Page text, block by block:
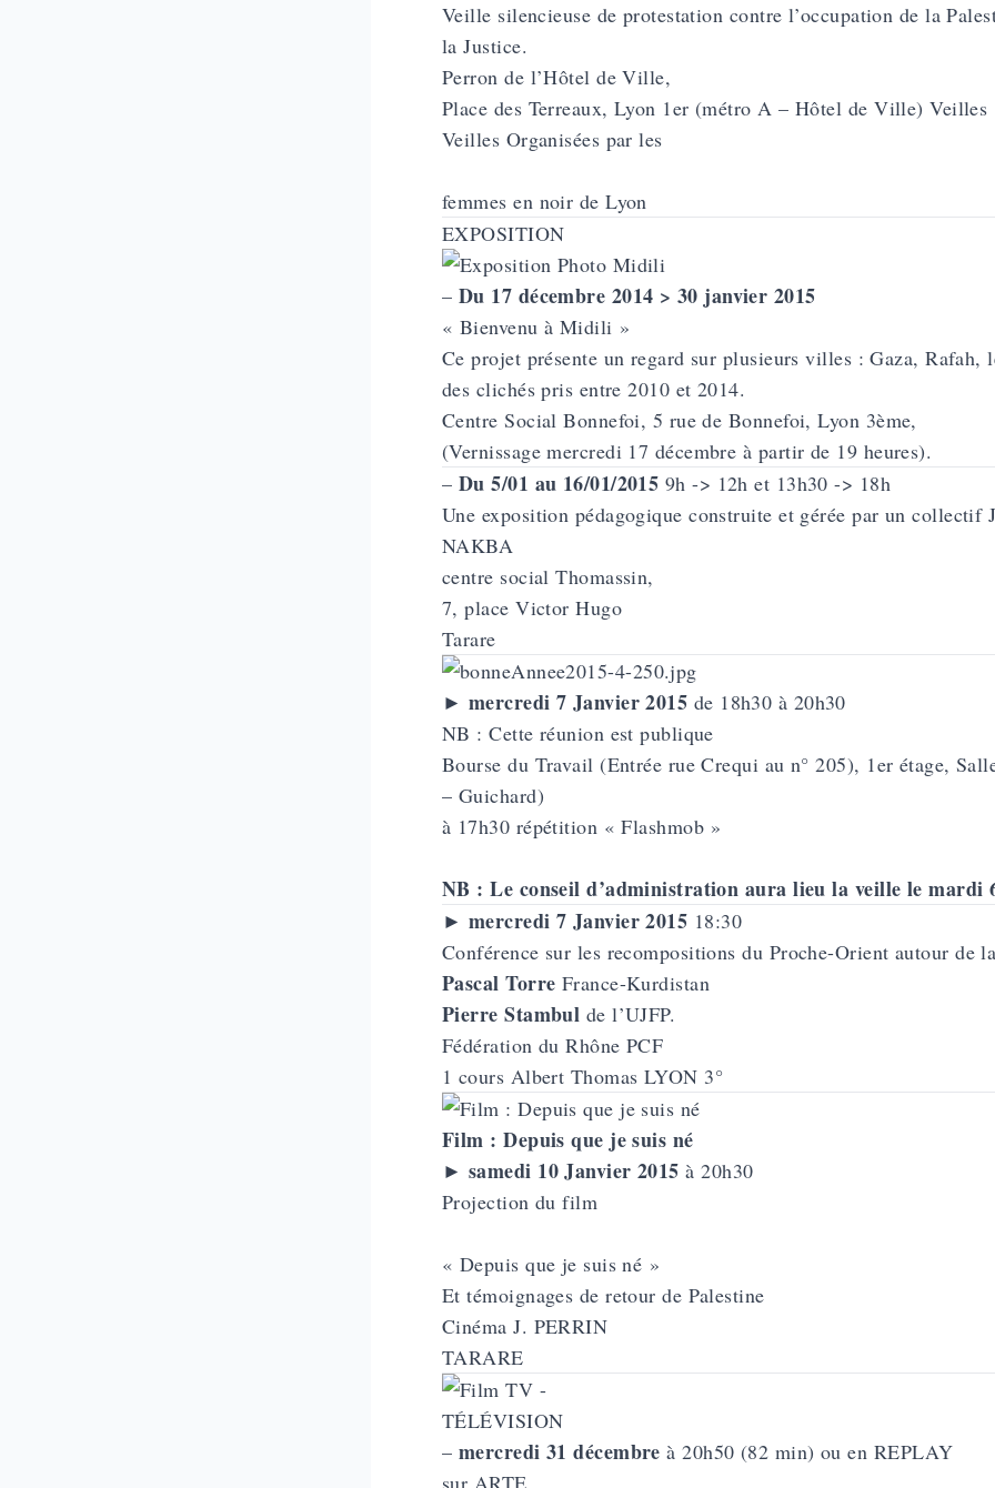
Veille silencieuse de protestation contre l’occupation de la
la Justice.
Perron de l’Hôtel de Ville,
Place des Terreaux, Lyon 1er (métro A – Hôtel de Ville) Veilles
Veilles Organisées par les
femmes en noir de Lyon
EXPOSITION
– Du 17 décembre 2014 > 30 janvier 2015
« Bienvenu à Midili »
Ce projet présente un regard sur plusieurs villes : Gaza, Rafah,
des clichés pris entre 2010 et 2014.
Centre Social Bonnefoi, 5 rue de Bonnefoi, Lyon 3ème,
(Vernissage mercredi 17 décembre à partir de 19 heures).
– Du 5/01 au 16/01/2015 9h -> 12h et 13h30 -> 18h
Une exposition pédagogique construite et gérée par un collectif
NAKBA
centre social Thomassin,
7, place Victor Hugo
Tarare
► mercredi 7 Janvier 2015 de 18h30 à 20h30
NB : Cette réunion est publique
Bourse du Travail (Entrée rue Crequi au n° 205), 1er étage,
– Guichard)
à 17h30 répétition « Flashmob »
NB : Le conseil d’administration aura lieu la veille le mardi
► mercredi 7 Janvier 2015 18:30
Conférence sur les recompositions du Proche-Orient autour de
Pascal Torre France-Kurdistan
Pierre Stambul de l’UJFP.
Fédération du Rhône PCF
1 cours Albert Thomas LYON 3°
Film : Depuis que je suis né
► samedi 10 Janvier 2015à 20h30
Projection du film
« Depuis que je suis né »
Et témoignages de retour de Palestine
Cinéma J. PERRIN
TARARE
TÉLÉVISION
– mercredi 31 décembre à 20h50 (82 min) ou en REPLAY
sur ARTE